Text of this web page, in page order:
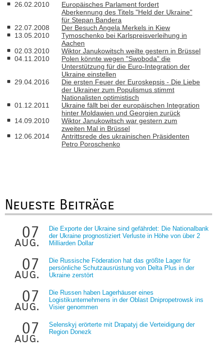
26.02.2010
Europäisches Parlament fordert
Aberkennung des Titels "Held der Ukraine"
für Stepan Bandera
22.07.2008
Der Besuch Angela Merkels in Kiew
13.05.2010
Tymoschenko bei Karlspreisverleihung in
Aachen
02.03.2010
Wiktor Janukowitsch weilte gestern in Brüssel
04.11.2010
Polen könnte wegen "Swoboda" die
Unterstützung für die Euro-Integration der
Ukraine einstellen
29.04.2016
Die ersten Feuer der Euroskepsis - Die Liebe
der Ukrainer zum Populismus stimmt
Nationalisten optimistisch
01.12.2011
Ukraine fällt bei der europäischen Integration
hinter Moldawien und Georgien zurück
14.09.2010
Wiktor Janukowitsch war gestern zum
zweiten Mal in Brüssel
12.06.2014
Antrittsrede des ukrainischen Präsidenten
Petro Poroschenko
Neueste Beiträge
07
aug.
Die Exporte der Ukraine sind gefährdet: Die Nationalbank
der Ukraine prognostiziert Verluste in Höhe von über 2
Milliarden Dollar
07
aug.
Die Russische Föderation hat das größte Lager für
persönliche Schutzausrüstung von Delta Plus in der
Ukraine zerstört
07
aug.
Die Russen haben Lagerhäuser eines
Logistikunternehmens in der Oblast Dnipropetrowsk ins
Visier genommen
07
aug.
Selenskyj erörterte mit Drapatyj die Verteidigung der
Region Donezk